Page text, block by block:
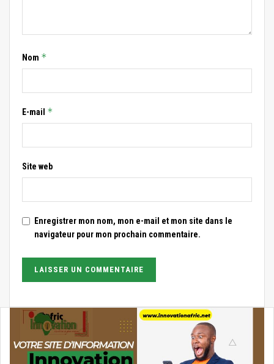
Nom *
E-mail *
Site web
Enregistrer mon nom, mon e-mail et mon site dans le
navigateur pour mon prochain commentaire.